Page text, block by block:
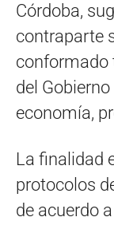
Córdoba,
contraparte
conformado
del
economía,
La finalidad
protocolos
de acuerdo